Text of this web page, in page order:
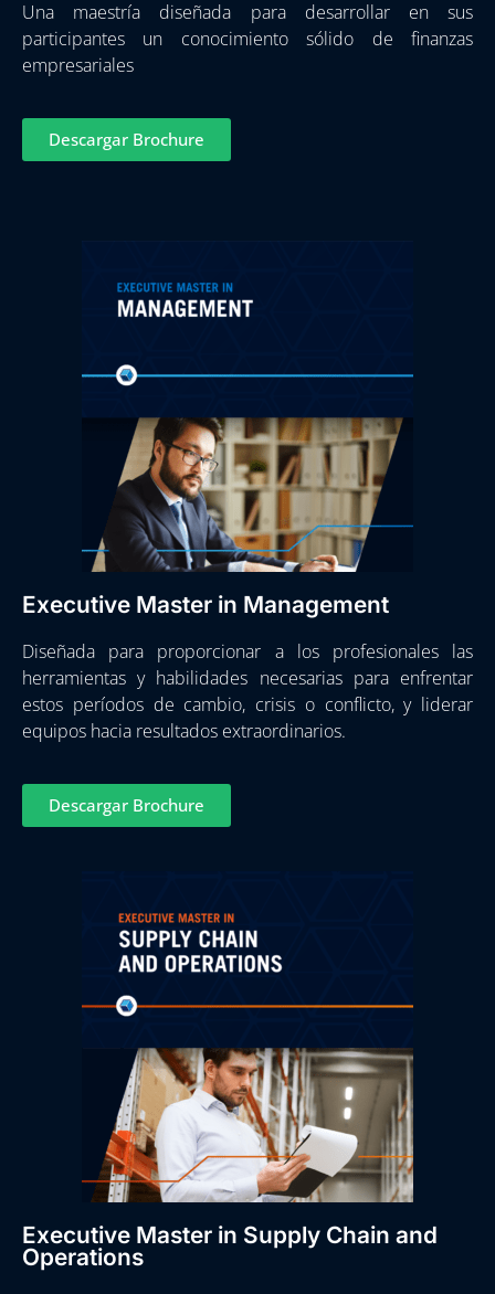
Una maestría diseñada para desarrollar en sus
participantes un conocimiento sólido de finanzas
empresariales
Descargar Brochure
Executive Master in Management
Diseñada para proporcionar a los profesionales las
herramientas y habilidades necesarias para enfrentar
estos períodos de cambio, crisis o conflicto, y liderar
equipos hacia resultados extraordinarios.
Descargar Brochure
Executive Master in Supply Chain and
Operations